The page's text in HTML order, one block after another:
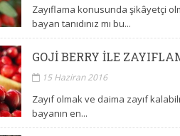
Zayıflama konusunda şikâyetçi
bayan tanıdınız mı bu...
GOJI BERRY ILE
15 Haziran 2016
Zayıf olmak ve daima zayıf
bayanın en...